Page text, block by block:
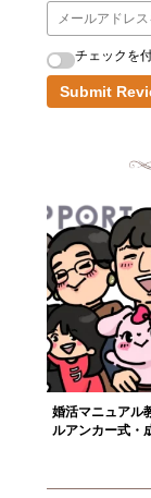
チェックを
Submit
婚活マニュアル
ルアンカー式・